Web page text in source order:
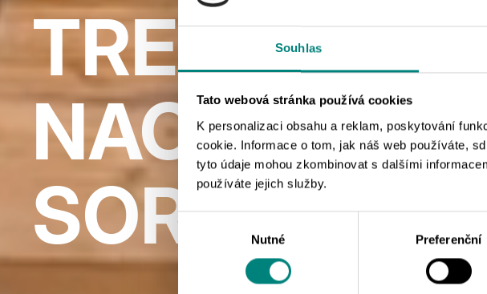
Souhlas
Tato webová stránka používá cookies
K personalizaci obsahu a reklam, poskytování
cookie. Informace o tom, jak náš web používáte,
tyto údaje mohou zkombinovat s dalšími
používáte jejich služby.
Výběr
Nutné Preferenční
NACH MASS
ORGEN